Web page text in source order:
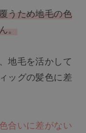
うため地毛の色
地毛を活かして
ッグの髪色に差
合いに差がない